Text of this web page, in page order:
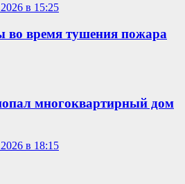
в 15:25
время тушения пожара
многоквартирный дом
в 18:15